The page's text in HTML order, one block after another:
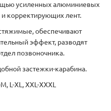
усиленных алюминиевых
корректирующих лент.
обеспечивают
эффект, разводят
позвоночника.
застежки-карабина.
L-XL, XXL-XXXL